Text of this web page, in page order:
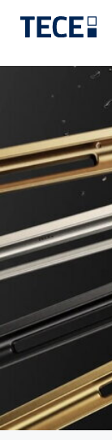
Direkt zum Inhalt